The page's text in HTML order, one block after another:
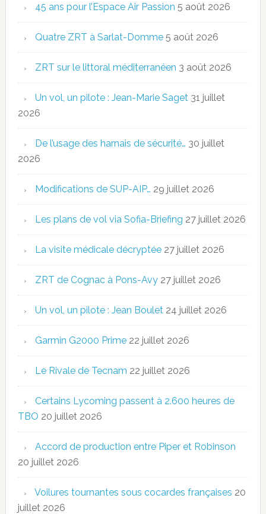
45 ans pour l’Espace Air Passion 5 août 2026
Quatre ZRT à Sarlat-Domme 5 août 2026
ZRT sur le littoral méditerranéen 3 août 2026
Un vol, un pilote : Jean-Marie Saget 31 juillet
2026
De l’usage des harnais de sécurité… 30 juillet
2026
Modifications de SUP-AIP… 29 juillet 2026
Les plans de vol via Sofia-Briefing 27 juillet 2026
La visite médicale décryptée 27 juillet 2026
ZRT de Cognac à Pons-Avy 27 juillet 2026
Un vol, un pilote : Jean Boulet 24 juillet 2026
Garmin G2000 Prime 22 juillet 2026
Le Rivale de Tecnam 22 juillet 2026
Certains Lycoming passent à 2.600 heures de
TBO 20 juillet 2026
Accord de production entre Piper et Robinson
20 juillet 2026
Voilures tournantes sous cocardes françaises 20
juillet 2026